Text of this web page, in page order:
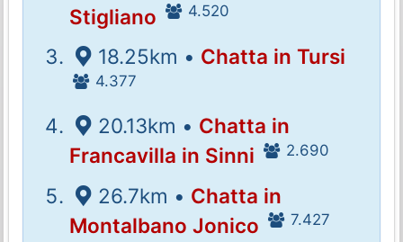
Stigliano
4.520
18.25km • Chatta in Tursi
4.377
20.13km • Chatta in
Francavilla in Sinni
2.690
26.7km • Chatta in
Montalbano Jonico
7.427